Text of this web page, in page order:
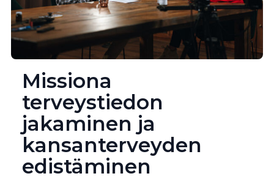
Missiona
terveystiedon
jakaminen ja
kansanterveyden
edistäminen